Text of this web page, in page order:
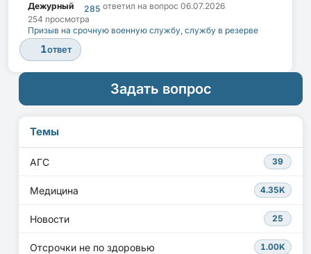
Дежурный 285 ответил на вопрос 06.07.2026
254 просмотра
Призыв на срочную военную службу, службу в резерве
1ответ
Задать вопрос
Темы
АГС 39
Медицина 4.35K
Новости 25
Отсрочки не по здоровью 1.00K